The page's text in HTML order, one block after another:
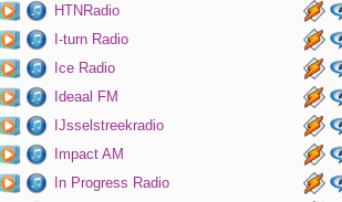
HTNRadio
I-turn Radio
Ice Radio
Ideaal FM
IJsselstreekradio
Impact AM
In Progress Radio